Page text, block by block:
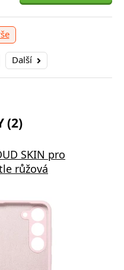
Další
(2)
SKIN pro
růžová